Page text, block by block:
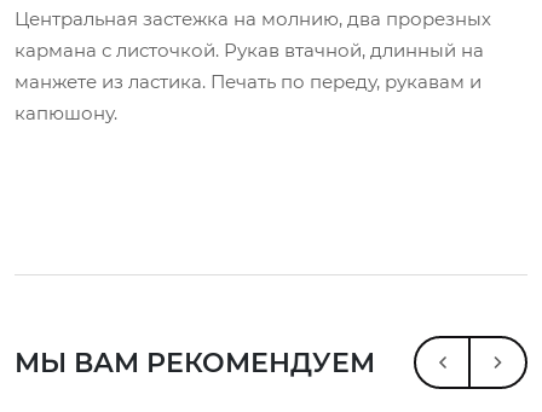
Центральная застежка на молнию, два прорезных
кармана с листочкой. Рукав втачной, длинный на
манжете из ластика. Печать по переду, рукавам и
капюшону.
МЫ ВАМ РЕКОМЕНДУЕМ